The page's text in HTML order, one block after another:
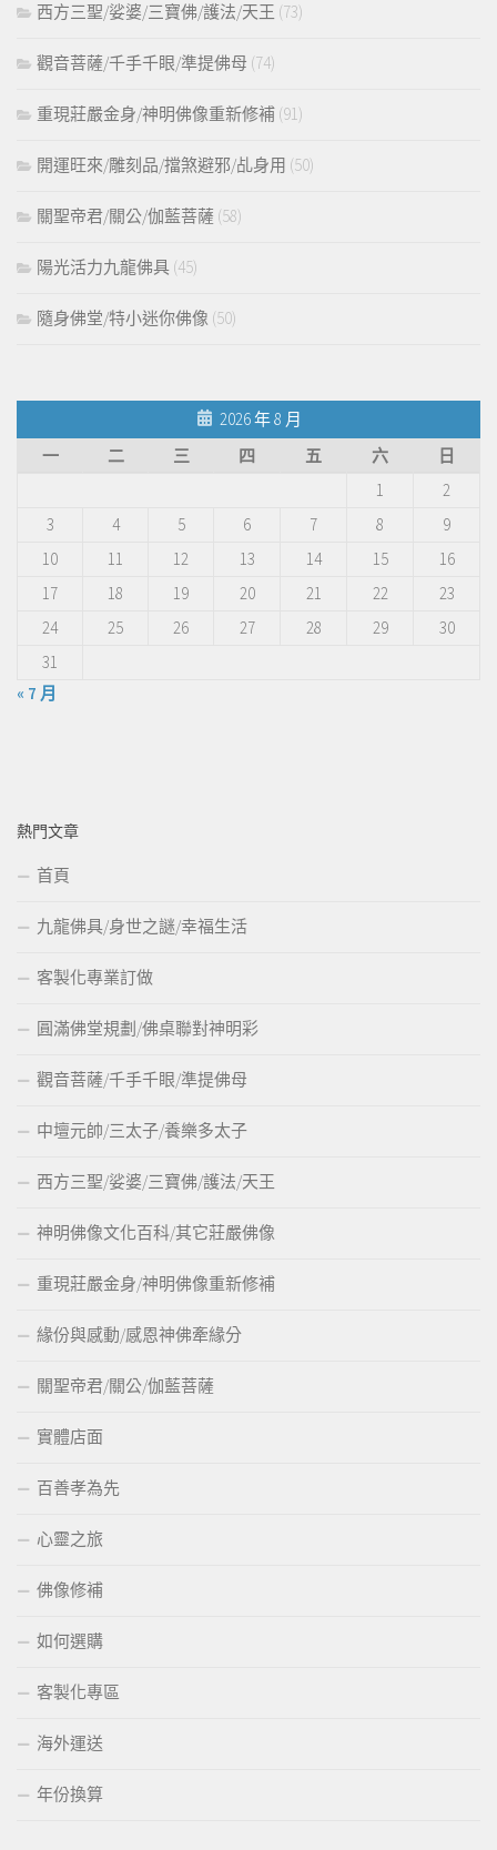
西方三聖/娑婆/三寶佛/護法/天王 (73)
觀音菩薩/千手千眼/準提佛母 (74)
重現莊嚴金身/神明佛像重新修補 (91)
開運旺來/雕刻品/擋煞避邪/乩身用 (50)
關聖帝君/關公/伽藍菩薩 (58)
陽光活力九龍佛具 (45)
隨身佛堂/特小迷你佛像 (50)
2026 年 8 月
一
二 三 四 五 六
日
1
2
3
4 5 6 7 8
9
10
11 12 13 14 15
16
17
18 19 20 21 22
23
24
25 26 27 28 29
30
31
« 7 月
熱門文章
首頁
九龍佛具/身世之謎/幸福生活
客製化專業訂做
圓滿佛堂規劃/佛桌聯對神明彩
觀音菩薩/千手千眼/準提佛母
中壇元帥/三太子/養樂多太子
西方三聖/娑婆/三寶佛/護法/天王
神明佛像文化百科/其它莊嚴佛像
重現莊嚴金身/神明佛像重新修補
緣份與感動/感恩神佛牽緣分
關聖帝君/關公/伽藍菩薩
實體店面
百善孝為先
心靈之旅
佛像修補
如何選購
客製化專區
海外運送
年份換算